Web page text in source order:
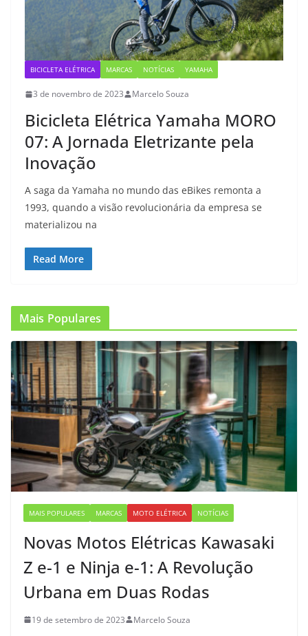
BICICLETA ELÉTRICA MARCAS NOTÍCIAS YAMAHA
3 de novembro de 2023 Marcelo Souza
Bicicleta Elétrica Yamaha MORO
07: A Jornada Eletrizante pela
Inovação
A saga da Yamaha no mundo das eBikes remonta a
1993, quando a visão revolucionária da empresa se
materializou na
Read More
Mais Populares
MAIS POPULARES MARCAS MOTO ELÉTRICA NOTÍCIAS
Novas Motos Elétricas Kawasaki
Z e-1 e Ninja e-1: A Revolução
Urbana em Duas Rodas
19 de setembro de 2023 Marcelo Souza